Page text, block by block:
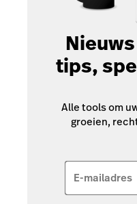
tips,
Alle tools om
groeien,
E-mailadres